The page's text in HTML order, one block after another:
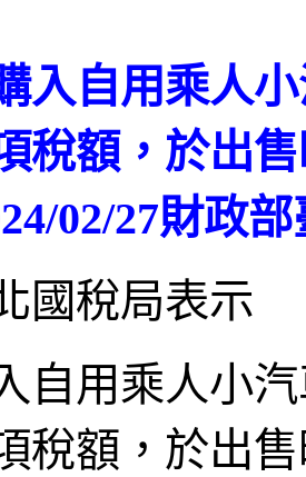
入自用乘人
稅額，於出
02/27財政
國稅局表示
自用乘人小
稅額，於出